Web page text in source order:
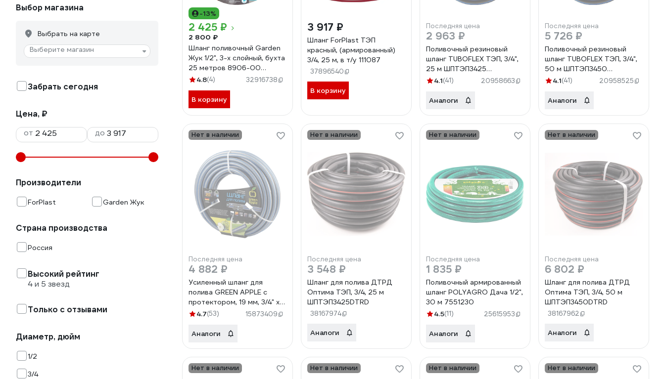
Выбор магазина
Выбрать на карте
Выберите магазин
Забрать сегодня
Цена, ₽
от
до
Производители
ForPlast Garden Жук
Страна производства
Россия
Высокий рейтинг
4 и 5 звезд
Только с отзывами
Диаметр, дюйм
1/2
3/4
-13%
2 425 ₽
2 800 ₽
Шланг поливочный Garden
Жук 1/2", 3-х слойный, бухта
25 метров 8906-00
4630035338906
4.8(4) 32916738
В корзину
3 917 ₽
Шланг ForPlast ТЭП
красный, (армированный)
3/4, 25 м, в т/у 111087
37896540
В корзину
Последняя цена
2 963 ₽
Поливочный резиновый
шланг TUBOFLEX ТЭП, 3/4",
25 м ШПТЭП3425
4620759667826
4.1(41) 20958663
Аналоги
Последняя цена
5 726 ₽
Поливочный резиновый
шланг TUBOFLEX ТЭП, 3/4",
50 м ШПТЭП3450
4620759667833
4.1(41) 20958525
Аналоги
Нет в наличии
Последняя цена
4 882 ₽
Усиленный шланг для
полива GREEN APPLE с
протектором, 19 мм, 3/4" х
20 м Б0032831
4.7(53) 15873409
Аналоги
Нет в наличии
Последняя цена
3 548 ₽
Шланг для полива ДТРД
Оптима ТЭП, 3/4, 25 м
ШПТЭП3425DTRD
38167974
Аналоги
Нет в наличии
Последняя цена
1 835 ₽
Поливочный армированный
шланг POLYAGRO Дача 1/2",
30 м 7551230
4.5(11) 25615953
Аналоги
Нет в наличии
Последняя цена
6 802 ₽
Шланг для полива ДТРД
Оптима ТЭП, 3/4, 50 м
ШПТЭП3450DTRD
38167962
Аналоги
Нет в наличии Нет в наличии Нет в наличии Нет в наличии